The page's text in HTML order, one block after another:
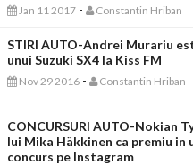
Jan 11 2017 - Constantin Hriban
STIRI AUTO-Andrei Murariu
unui Suzuki SX4 la Kiss FM
Nov 29 2016 - Constantin Hriban
CONCURSURI AUTO-Nokian
lui Mika Häkkinen ca premiu in
concurs pe Instagram